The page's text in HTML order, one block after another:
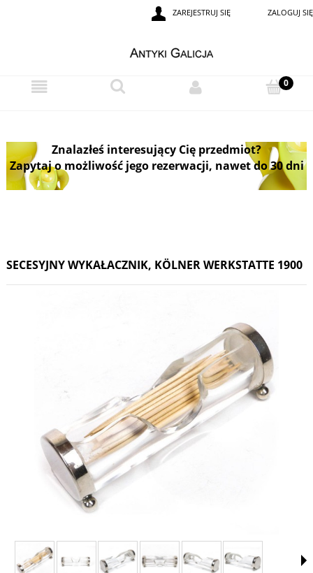
ZAREJESTRUJ SIĘ ZALOGUJ SIĘ
Znalazłeś interesujący Cię przedmiot?
Zapytaj o możliwość jego rezerwacji, nawet do 30 dni
SECESYJNY WYKAŁACZNIK, KÖLNER WERKSTATTE 1900